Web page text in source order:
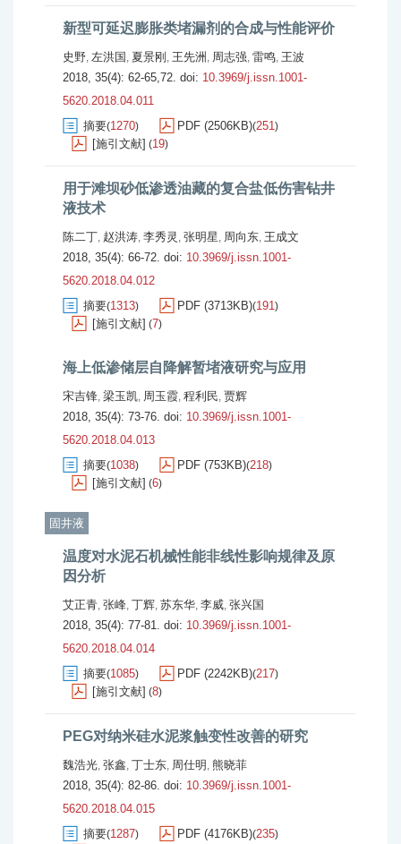
新型可延迟膨胀类堵漏剂的合成与性能评价
史野, 左洪国 , 夏景刚 , 王先洲 , 周志强, 雷鸣, 王波
2018, 35(4): 62-65,72. doi: 10.3969/j.issn.1001-
5620.2018.04.011
摘要(1270) PDF (2506KB)(251)
[施引文献] (19)
用于滩坝砂低渗透油藏的复合盐低伤害钻井
液技术
陈二丁, 赵洪涛, 李秀灵 , 张明星, 周向东, 王成文
2018, 35(4): 66-72. doi: 10.3969/j.issn.1001-
5620.2018.04.012
摘要(1313) PDF (3713KB)(191)
[施引文献] (7)
海上低渗储层自降解暂堵液研究与应用
宋吉锋, 梁玉凯, 周玉霞, 程利民, 贾辉
2018, 35(4): 73-76. doi: 10.3969/j.issn.1001-
5620.2018.04.013
摘要(1038) PDF (753KB)(218)
[施引文献] (6)
固井液
温度对水泥石机械性能非线性影响规律及原
因分析
艾正青, 张峰, 丁辉, 苏东华, 李威, 张兴国
2018, 35(4): 77-81. doi: 10.3969/j.issn.1001-
5620.2018.04.014
摘要(1085) PDF (2242KB)(217)
[施引文献] (8)
PEG对纳米硅水泥浆触变性改善的研究
魏浩光, 张鑫, 丁士东, 周仕明 , 熊晓菲
2018, 35(4): 82-86. doi: 10.3969/j.issn.1001-
5620.2018.04.015
摘要(1287) PDF (4176KB)(235)